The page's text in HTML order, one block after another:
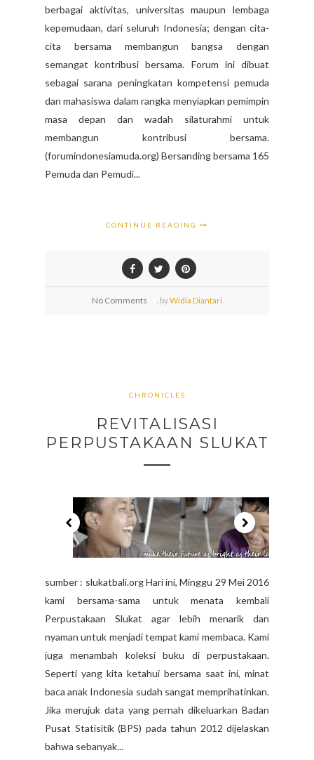
berbagai aktivitas, universitas maupun lembaga
kepemudaan, dari seluruh Indonesia; dengan cita-
cita bersama membangun bangsa dengan
semangat kontribusi bersama. Forum ini dibuat
sebagai sarana peningkatan kompetensi pemuda
dan mahasiswa dalam rangka menyiapkan pemimpin
masa depan dan wadah silaturahmi untuk
membangun kontribusi bersama.
(forumindonesiamuda.org) Bersanding bersama 165
Pemuda dan Pemudi...
CONTINUE READING
No Comments , byWidia Diantari
CHRONICLES
REVITALISASI
PERPUSTAKAAN SLUKAT
sumber : slukatbali.org Hari ini, Minggu 29 Mei 2016
kami bersama-sama untuk menata kembali
Perpustakaan Slukat agar lebih menarik dan
nyaman untuk menjadi tempat kami membaca. Kami
juga menambah koleksi buku di perpustakaan.
Seperti yang kita ketahui bersama saat ini, minat
baca anak Indonesia sudah sangat memprihatinkan.
Jika merujuk data yang pernah dikeluarkan Badan
Pusat Statisitik (BPS) pada tahun 2012 dijelaskan
bahwa sebanyak...